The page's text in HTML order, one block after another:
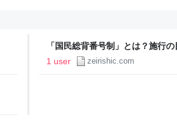
「国民総背番号制」とは？施行
み1,600名から厳選紹介｜税理士
1 user zeirishic.com